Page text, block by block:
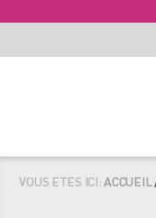
VOUS ETES ICI:ACCUEIL